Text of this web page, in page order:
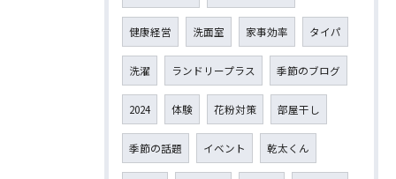
健康経営 洗面室 家事効率 タイパ
洗濯 ランドリープラス 季節のブログ
2024 体験 花粉対策 部屋干し
季節の話題 イベント 乾太くん